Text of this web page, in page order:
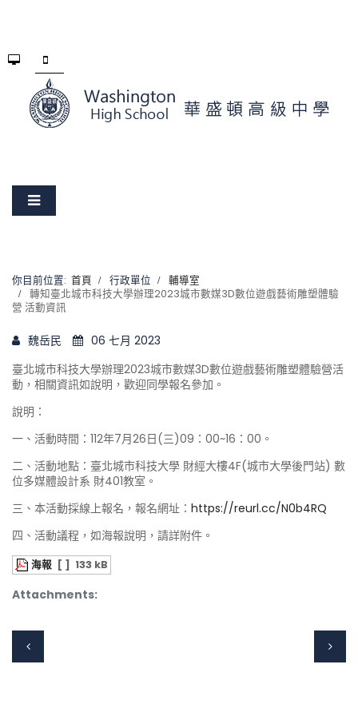
你目前位置: 首頁 行政單位
輔導室
轉知臺北城市科技大學辦理2023城市數媒3D數位遊戲藝術雕塑體驗
營 活動資訊
魏岳民
06 七月 2023
臺北城市科技大學辦理2023城市數媒3D數位遊戲藝術雕塑體驗營活
動，相關資訊如說明，歡迎同學報名參加。
說明：
一、活動時間：112年7月26日(三)09：00~16：00。
二、活動地點：臺北城市科技大學 財經大樓4F(城市大學後門站) 數
位多媒體設計系 財401教室。
三、本活動採線上報名，報名網址： https://reurl.cc/N0b4RQ
四、活動議程，如海報說明，請詳附件。
Attachments:
海報 [ ] 133 kB